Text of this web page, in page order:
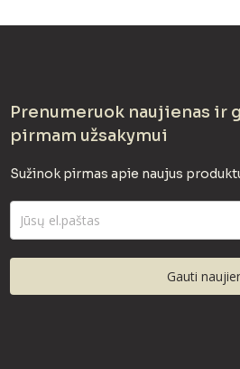
Prenumeruok naujienas ir
pirmam užsakymui
Sužinok pirmas apie naujus
Gauti